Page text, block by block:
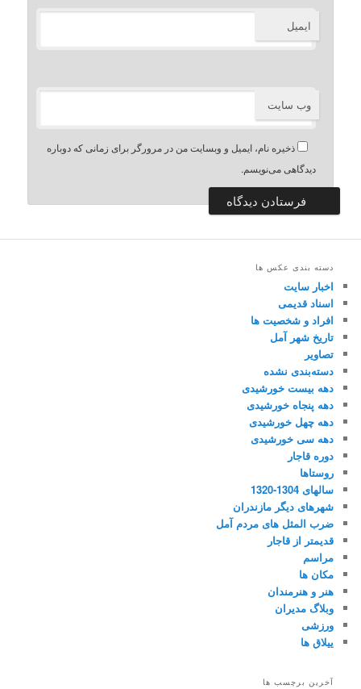
ایمیل
وب‌ سایت
ذخیره نام، ایمیل و وبسایت من در مرورگر برای زمانی که دوباره
دیدگاهی می‌نویسم.
دسته بندی عکس ها
اخبار سایت
اسناد قدیمی
افراد و شخصیت ها
تاریخ شهر آمل
تصاویر
دسته‌بندی نشده
دهه بیست خورشیدی
دهه پنجاه خورشیدی
دهه چهل خورشیدی
دهه سی خورشیدی
دوره قاجار
روستاها
سالهای 1304-1320
شهرهای دیگر مازندران
ضرب المثل های مردم آمل
قدیمتر از قاجار
مراسم
مکان ها
هنر و هنرمندان
وبلاگ مدیران
ورزشی
ییلاق ها
آخرین برچسب ها